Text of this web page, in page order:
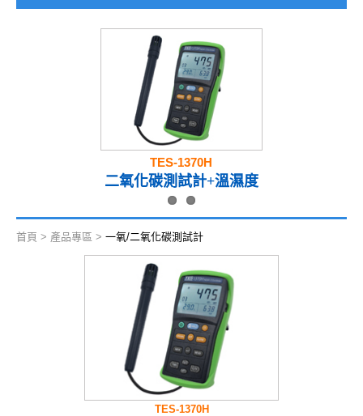
TES-1370H
二氧化碳測試計+溫濕度
首頁 > 產品專區 > 一氧/二氧化碳測試計
TES-1370H